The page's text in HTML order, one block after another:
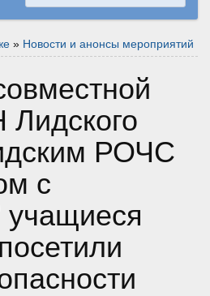
» Новости и анонсы мероприятий
РОЧС
с
учащиеся